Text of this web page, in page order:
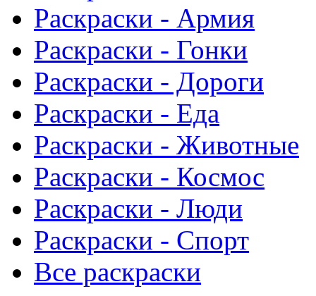
Раскраски - Армия
Раскраски - Гонки
Раскраски - Дороги
Раскраски - Еда
Раскраски - Животныe
Раскраски - Космос
Раскраски - Люди
Раскраски - Спорт
Все раскраски